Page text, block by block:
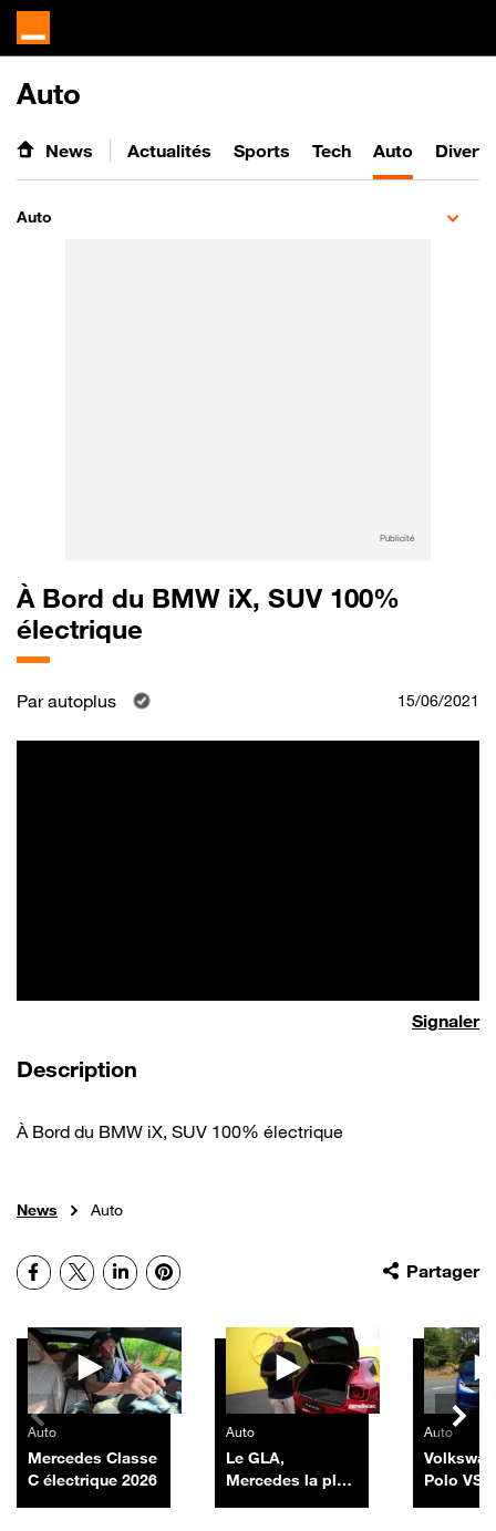
Auto
News Actualités Sports Tech Auto
Auto
Publicité
À Bord du BMW iX, SUV 100%
électrique
Parautoplus 15/06/2021
Signaler
Description
À Bord du BMW iX, SUV 100% électrique
News Auto
Partager
Facebook
X LinkedInPinterest
Autres vidéos
Auto
Mercedes Classe
C électrique 2026
Auto
Le GLA,
Mercedes la plus
Auto
Polo VS